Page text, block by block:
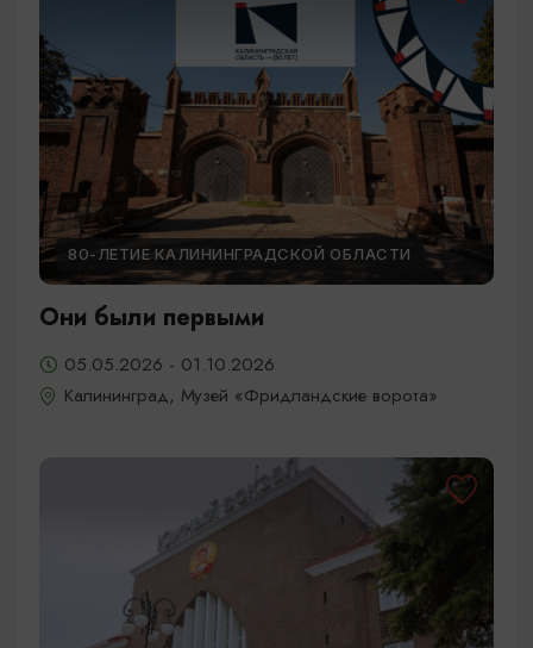
80-ЛЕТИЕ КАЛИНИНГРАДСКОЙ ОБЛАСТИ
Они были первыми
05.05.2026 - 01.10.2026
Калининград, Музей «Фридландские ворота»